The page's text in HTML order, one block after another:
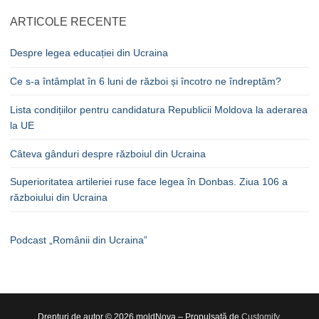
ARTICOLE RECENTE
Despre legea educației din Ucraina
Ce s-a întâmplat în 6 luni de război și încotro ne îndreptăm?
Lista condițiilor pentru candidatura Republicii Moldova la aderarea
la UE
Câteva gânduri despre războiul din Ucraina
Superioritatea artileriei ruse face legea în Donbas. Ziua 106 a
războiului din Ucraina
Podcast „Românii din Ucraina”